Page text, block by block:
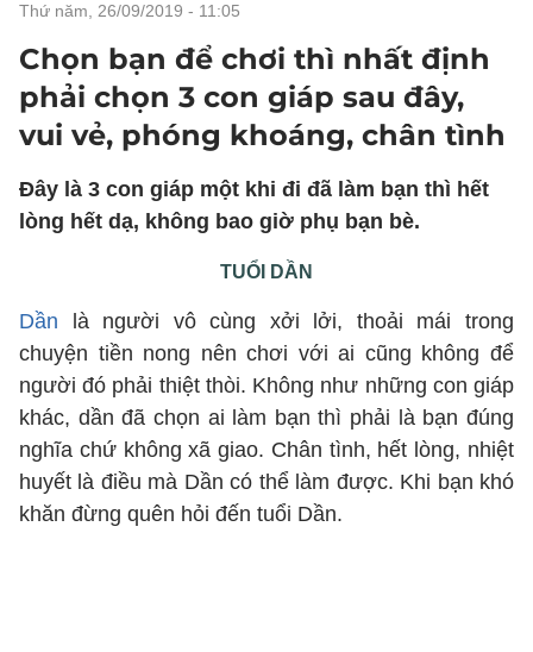
thứ năm, 26/09/2019 - 11:05
Chọn bạn để chơi thì nhất định
phải chọn 3 con giáp sau đây,
vui vẻ, phóng khoáng, chân tình
Đây là 3 con giáp một khi đi đã làm bạn thì hết
lòng hết dạ, không bao giờ phụ bạn bè.
TUỔI DẦN
Dần là người vô cùng xởi lởi, thoải mái trong
chuyện tiền nong nên chơi với ai cũng không để
người đó phải thiệt thòi. Không như những con giáp
khác, dần đã chọn ai làm bạn thì phải là bạn đúng
nghĩa chứ không xã giao. Chân tình, hết lòng, nhiệt
huyết là điều mà Dần có thể làm được. Khi bạn khó
khăn đừng quên hỏi đến tuổi Dần.